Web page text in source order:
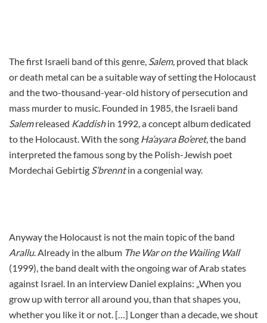
The first Israeli band of this genre, Salem, proved that black
or death metal can be a suitable way of setting the Holocaust
and the two-thousand-year-old history of persecution and
mass murder to music. Founded in 1985, the Israeli band
Salem released Kaddish in 1992, a concept album dedicated
to the Holocaust. With the song Ha’ayara Bo’eret, the band
interpreted the famous song by the Polish-Jewish poet
Mordechai Gebirtig S’brennt in a congenial way.
Anyway the Holocaust is not the main topic of the band
Arallu. Already in the album The War on the Wailing Wall
(1999), the band dealt with the ongoing war of Arab states
against Israel. In an interview Daniel explains: „When you
grow up with terror all around you, than that shapes you,
whether you like it or not. […] Longer than a decade, we shout